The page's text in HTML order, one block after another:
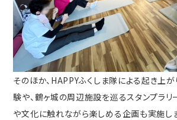
そのほか、HAPPYふくしま隊による起き上
験や、鶴ヶ城の周辺施設を巡るスタンプラリ
や文化に触れながら楽しめる企画も実施し